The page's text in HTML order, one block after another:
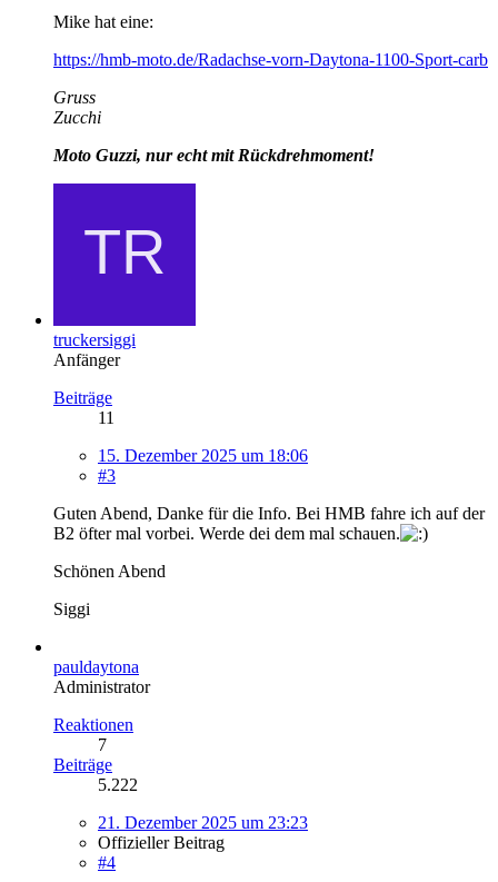
Mike hat eine:
https://hmb-moto.de/Radachse-vorn-Daytona-1100-Sport-carb
Gruss
Zucchi
Moto Guzzi, nur echt mit Rückdrehmoment!
truckersiggi
Anfänger
Beiträge
11
15. Dezember 2025 um 18:06
#3
Guten Abend, Danke für die Info. Bei HMB fahre ich auf der
B2 öfter mal vorbei. Werde dei dem mal schauen.
Schönen Abend
Siggi
pauldaytona
Administrator
Reaktionen
7
Beiträge
5.222
21. Dezember 2025 um 23:23
Offizieller Beitrag
#4